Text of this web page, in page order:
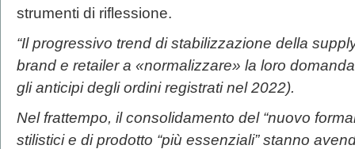
strumenti di riflessione.
“Il progressivo trend di stabilizzazione della
brand e retailer a «normalizzare» la loro
gli anticipi degli ordini registrati nel 2022).
Nel frattempo, il consolidamento del “nuovo
stilistici e di prodotto “più essenziali” stanno